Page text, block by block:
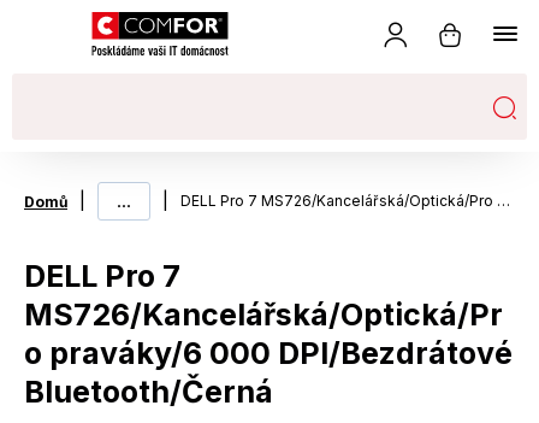
Domů ... DELL Pro 7 MS726/Kancelářská/Optická/Pro praváky/6 000 DPI/Bezdrátové Bluetooth/Černá
DELL Pro 7
MS726/Kancelářská/Optická/Pr
o praváky/6 000 DPI/Bezdrátové
Bluetooth/Černá